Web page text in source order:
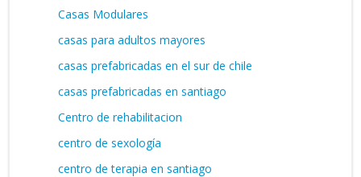
Casas Modulares
casas para adultos mayores
casas prefabricadas en el sur de chile
casas prefabricadas en santiago
Centro de rehabilitacion
centro de sexología
centro de terapia en santiago